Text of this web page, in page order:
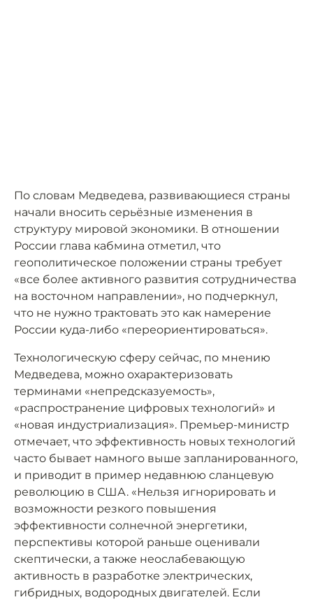
По словам Медведева, развивающиеся страны
начали вносить серьёзные изменения в
структуру мировой экономики. В отношении
России глава кабмина отметил, что
геополитическое положении страны требует
«все более активного развития сотрудничества
на восточном направлении», но подчеркнул,
что не нужно трактовать это как намерение
России куда-либо «переориентироваться».
Технологическую сферу сейчас, по мнению
Медведева, можно охарактеризовать
терминами «непредсказуемость»,
«распространение цифровых технологий» и
«новая индустриализация». Премьер-министр
отмечает, что эффективность новых технологий
часто бывает намного выше запланированного,
и приводит в пример недавнюю сланцевую
революцию в США. «Нельзя игнорировать и
возможности резкого повышения
эффективности солнечной энергетики,
перспективы которой раньше оценивали
скептически, а также неослабевающую
активность в разработке электрических,
гибридных, водородных двигателей. Если